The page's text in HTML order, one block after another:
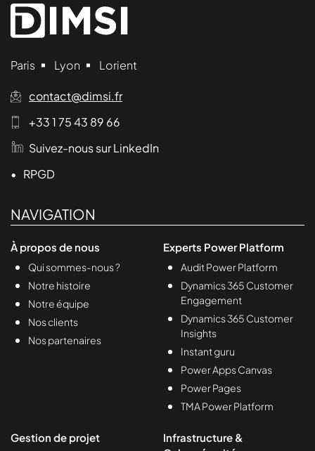
Paris Lyon Lorient
contact@dimsi.fr
+33 1 75 43 89 66
Suivez-nous sur LinkedIn
• RPGD
NAVIGATION
À propos de nous
Qui sommes-nous ?
Notre histoire
Notre équipe
Nos clients
Nos partenaires
Experts Power Platform
Audit Power Platform
Dynamics 365 Customer
Engagement
Dynamics 365 Customer
Insights
Instant guru
Power Apps Canvas
Power Pages
TMA Power Platform
Gestion de projet
Infrastructure &